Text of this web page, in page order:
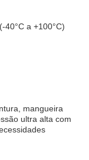
40°C a +100°C)
mangueira
ultra alta com